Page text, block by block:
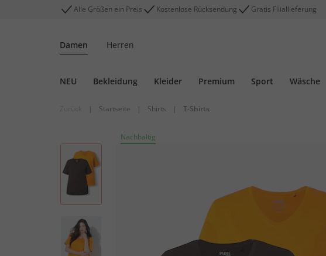
Alle Größen ein Preis Kostenlose Rücksendung Gratis Filiallieferung
Damen Herren
NEU Bekleidung Kleider Premium Sport Wäsche
| Startseite | Shirts | T-Shirts
Nachhaltig